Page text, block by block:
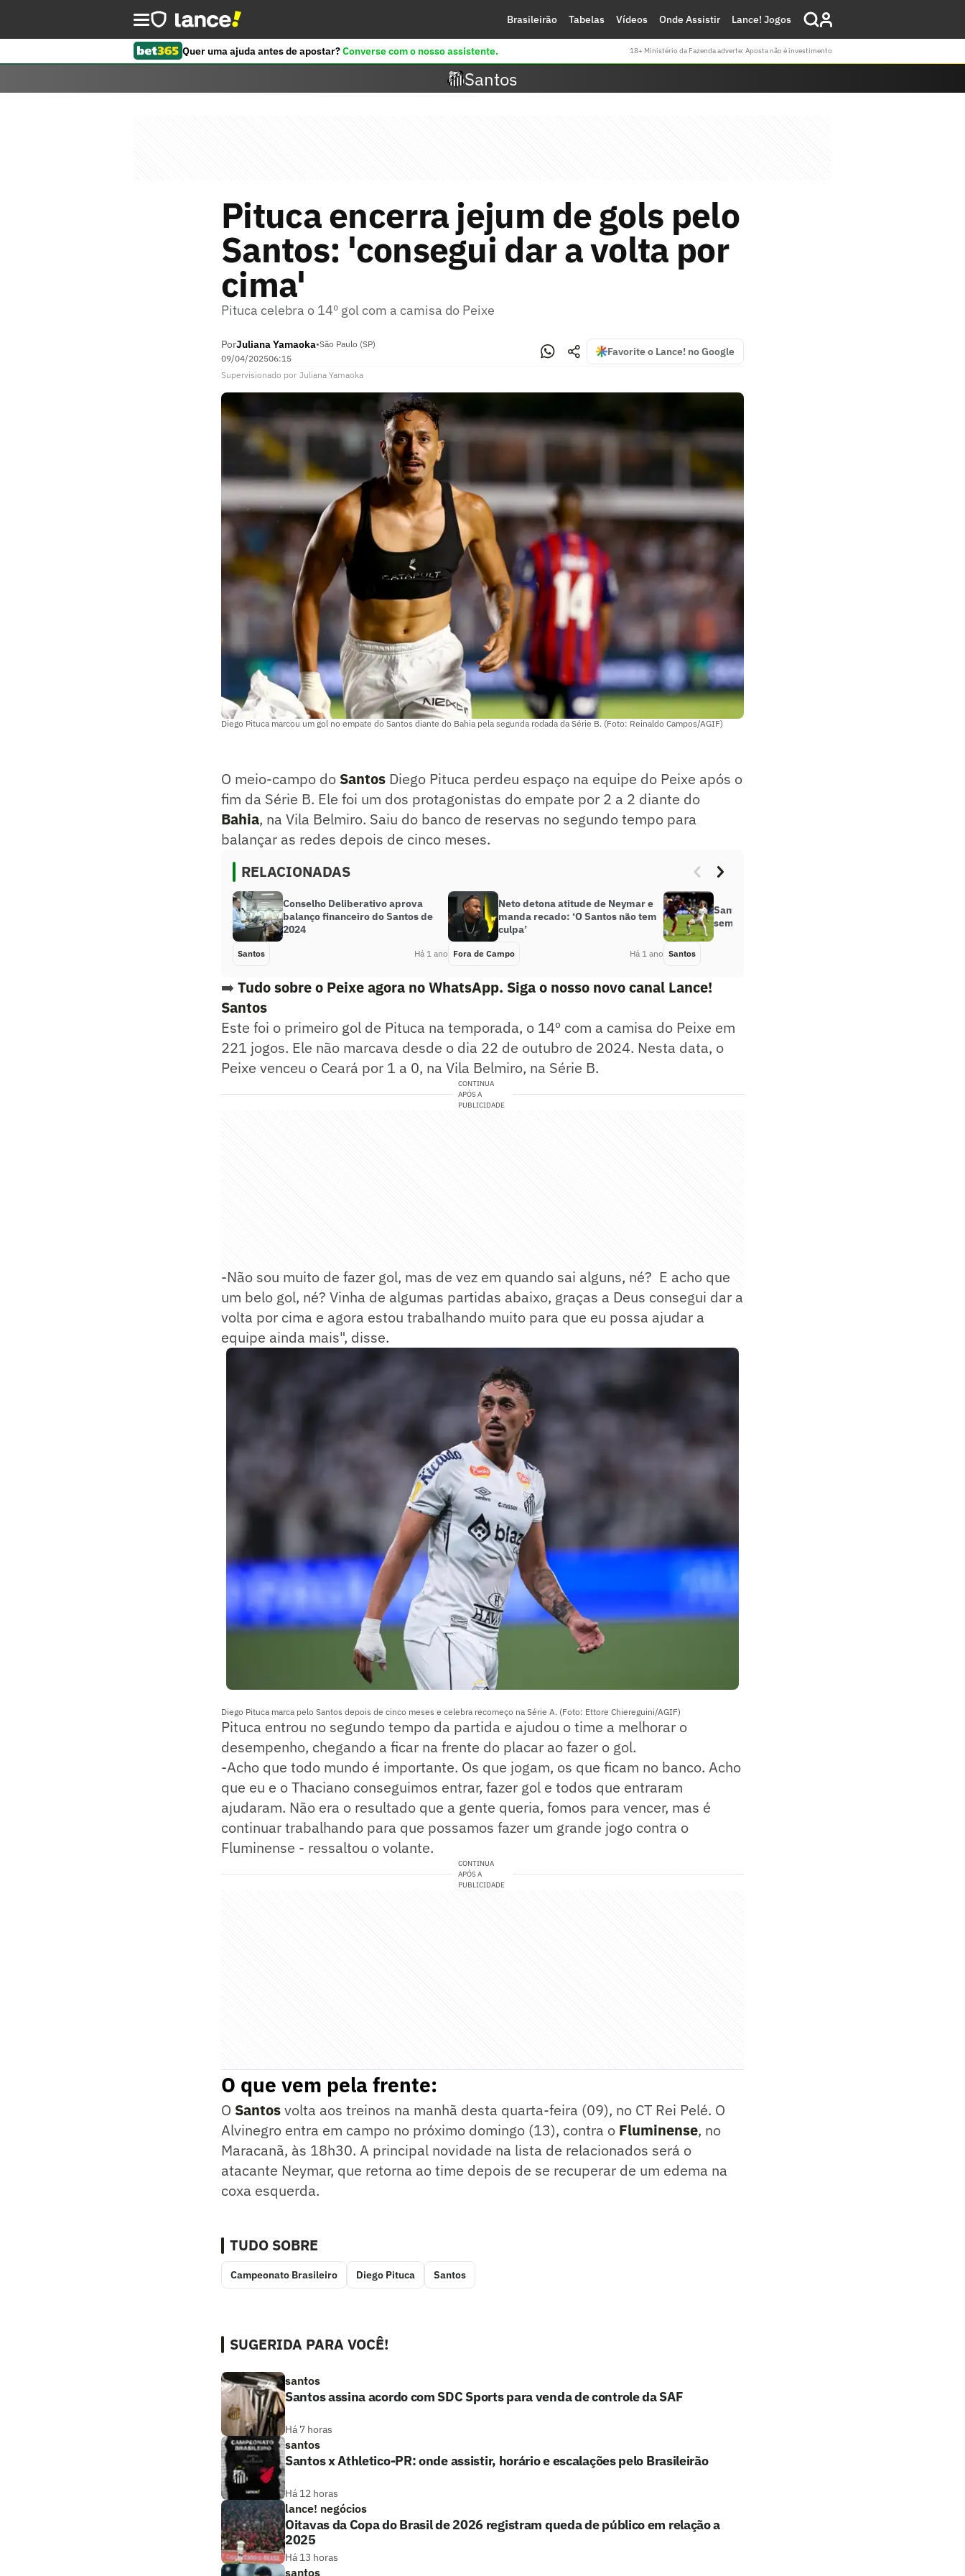
Brasileirão Tabelas Vídeos Onde Assistir Lance! Jogos
Quer uma ajuda antes de apostar?Converse com o nosso assistente. 18+ Ministério da Fazenda adverte: Aposta não é investimento
Santos
Pituca encerra jejum de gols pelo
Santos: 'consegui dar a volta por
cima'
Pituca celebra o 14º gol com a camisa do Peixe
PorJuliana Yamaoka•São Paulo (SP)
09/04/202506:15
Favorite o Lance! no Google
Supervisionado por Juliana Yamaoka
Diego Pituca marcou um gol no empate do Santos diante do Bahia pela segunda rodada da Série B. (Foto: Reinaldo Campos/AGIF)
O meio-campo do Santos Diego Pituca perdeu espaço na equipe do Peixe após o
fim da Série B. Ele foi um dos protagonistas do empate por 2 a 2 diante do
Bahia, na Vila Belmiro. Saiu do banco de reservas no segundo tempo para
balançar as redes depois de cinco meses.
RELACIONADAS
Conselho Deliberativo aprova
balanço financeiro do Santos de
2024
Santos Há 1 ano
Neto detona atitude de Neymar e
manda recado: ‘O Santos não tem
culpa’
Fora de Campo Há 1 ano
Santos divulga a programação da
semana; confira detalhes
Santos
➡️ Tudo sobre o Peixe agora no WhatsApp. Siga o nosso novo canal Lance!
Santos
Este foi o primeiro gol de Pituca na temporada, o 14º com a camisa do Peixe em
221 jogos. Ele não marcava desde o dia 22 de outubro de 2024. Nesta data, o
Peixe venceu o Ceará por 1 a 0, na Vila Belmiro, na Série B.
CONTINUA
APÓS A
PUBLICIDADE
-Não sou muito de fazer gol, mas de vez em quando sai alguns, né? E acho que
um belo gol, né? Vinha de algumas partidas abaixo, graças a Deus consegui dar a
volta por cima e agora estou trabalhando muito para que eu possa ajudar a
equipe ainda mais", disse.
Diego Pituca marca pelo Santos depois de cinco meses e celebra recomeço na Série A. (Foto: Ettore Chiereguini/AGIF)
Pituca entrou no segundo tempo da partida e ajudou o time a melhorar o
desempenho, chegando a ficar na frente do placar ao fazer o gol.
-Acho que todo mundo é importante. Os que jogam, os que ficam no banco. Acho
que eu e o Thaciano conseguimos entrar, fazer gol e todos que entraram
ajudaram. Não era o resultado que a gente queria, fomos para vencer, mas é
continuar trabalhando para que possamos fazer um grande jogo contra o
Fluminense - ressaltou o volante.
CONTINUA
APÓS A
PUBLICIDADE
O que vem pela frente:
O Santosvolta aos treinos na manhã desta quarta-feira (09), no CT Rei Pelé. O
Alvinegro entra em campo no próximo domingo (13), contra o Fluminense, no
Maracanã, às 18h30. A principal novidade na lista de relacionados será o
atacante Neymar, que retorna ao time depois de se recuperar de um edema na
coxa esquerda.
TUDO SOBRE
Campeonato Brasileiro Diego Pituca Santos
SUGERIDA PARA VOCÊ!
santos
Santos assina acordo com SDC Sports para venda de controle da SAF
Há 7 horas
santos
Santos x Athletico-PR: onde assistir, horário e escalações pelo Brasileirão
Há 12 horas
lance! negócios
Oitavas da Copa do Brasil de 2026 registram queda de público em relação a
2025
Há 13 horas
santos